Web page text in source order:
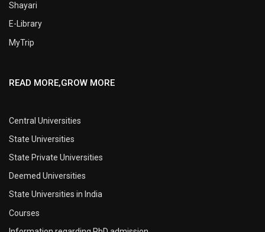
Shayari
E-Library
MyTrip
READ MORE,GROW MORE
Central Universities
State Universities
State Private Universities
Deemed Universities
State Universities in India
Courses